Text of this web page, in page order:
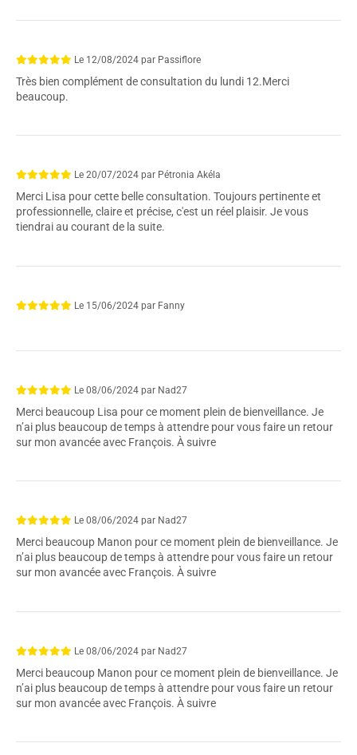
Le 12/08/2024 par Passiflore
Très bien complément de consultation du lundi 12.Merci
beaucoup.
Le 20/07/2024 par Pétronia Akéla
Merci Lisa pour cette belle consultation. Toujours pertinente et
professionnelle, claire et précise, c'est un réel plaisir. Je vous
tiendrai au courant de la suite.
Le 15/06/2024 par Fanny
Le 08/06/2024 par Nad27
Merci beaucoup Lisa pour ce moment plein de bienveillance. Je
n’ai plus beaucoup de temps à attendre pour vous faire un retour
sur mon avancée avec François. À suivre
Le 08/06/2024 par Nad27
Merci beaucoup Manon pour ce moment plein de bienveillance. Je
n’ai plus beaucoup de temps à attendre pour vous faire un retour
sur mon avancée avec François. À suivre
Le 08/06/2024 par Nad27
Merci beaucoup Manon pour ce moment plein de bienveillance. Je
n’ai plus beaucoup de temps à attendre pour vous faire un retour
sur mon avancée avec François. À suivre